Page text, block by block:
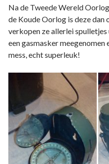
Na de Tweede Wereld
de Koude Oorlog is deze
verkopen ze allerlei
een gasmasker meegenomen
mess, echt superleuk!